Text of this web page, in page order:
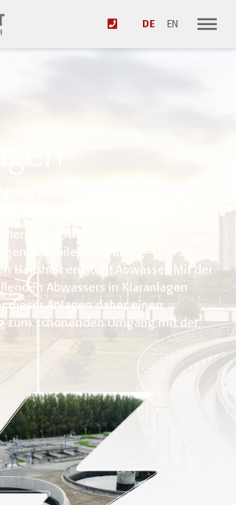
DE EN
Duschen, Baden,
der Toilettenspülung – bei all
Haushalt entsteht Abwasser. Mit der
Abwassers in Kläranlagen
dieser Anlagen daher einen
zum schonenden Umgang mit der